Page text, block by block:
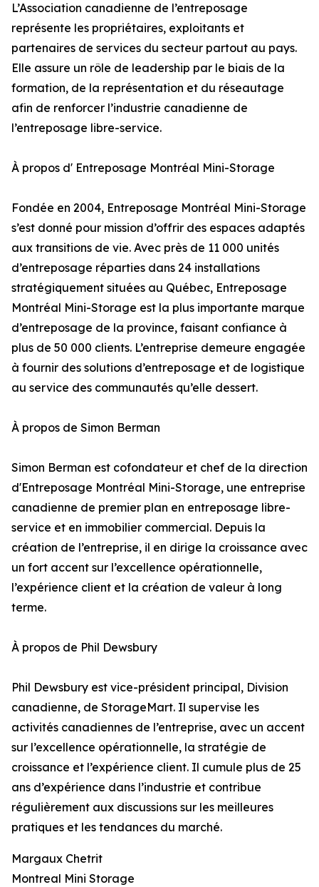
L’Association canadienne de l’entreposage
représente les propriétaires, exploitants et
partenaires de services du secteur partout au pays.
Elle assure un rôle de leadership par le biais de la
formation, de la représentation et du réseautage
afin de renforcer l’industrie canadienne de
l’entreposage libre-service.
À propos d' Entreposage Montréal Mini-Storage
Fondée en 2004, Entreposage Montréal Mini-Storage
s’est donné pour mission d’offrir des espaces adaptés
aux transitions de vie. Avec près de 11 000 unités
d’entreposage réparties dans 24 installations
stratégiquement situées au Québec, Entreposage
Montréal Mini-Storage est la plus importante marque
d’entreposage de la province, faisant confiance à
plus de 50 000 clients. L’entreprise demeure engagée
à fournir des solutions d’entreposage et de logistique
au service des communautés qu’elle dessert.
À propos de Simon Berman
Simon Berman est cofondateur et chef de la direction
d'Entreposage Montréal Mini-Storage, une entreprise
canadienne de premier plan en entreposage libre-
service et en immobilier commercial. Depuis la
création de l’entreprise, il en dirige la croissance avec
un fort accent sur l’excellence opérationnelle,
l’expérience client et la création de valeur à long
terme.
À propos de Phil Dewsbury
Phil Dewsbury est vice-président principal, Division
canadienne, de StorageMart. Il supervise les
activités canadiennes de l’entreprise, avec un accent
sur l’excellence opérationnelle, la stratégie de
croissance et l’expérience client. Il cumule plus de 25
ans d’expérience dans l’industrie et contribue
régulièrement aux discussions sur les meilleures
pratiques et les tendances du marché.
Margaux Chetrit
Montreal Mini Storage